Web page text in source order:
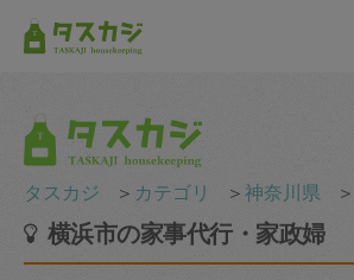
タスカジ ＞ カテゴリ ＞神奈川県 ＞
横浜市の家事代行・家政婦